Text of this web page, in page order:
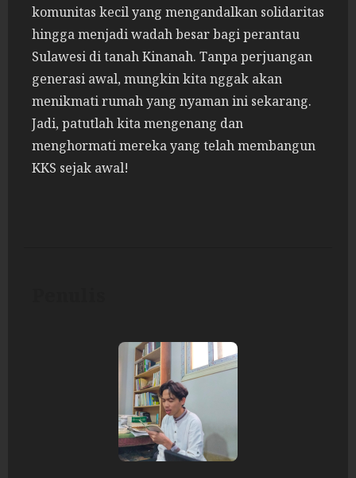
komunitas kecil yang mengandalkan solidaritas
hingga menjadi wadah besar bagi perantau
Sulawesi di tanah Kinanah. Tanpa perjuangan
generasi awal, mungkin kita nggak akan
menikmati rumah yang nyaman ini sekarang.
Jadi, patutlah kita mengenang dan
menghormati mereka yang telah membangun
KKS sejak awal!